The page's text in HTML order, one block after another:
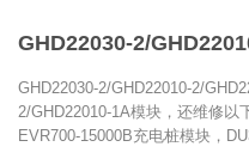
GHD22030-2/
GHD22030-2/GHD22010-2/
2/GHD22010-1A模块，还维修以
EVR700-15000B充电桩模块，